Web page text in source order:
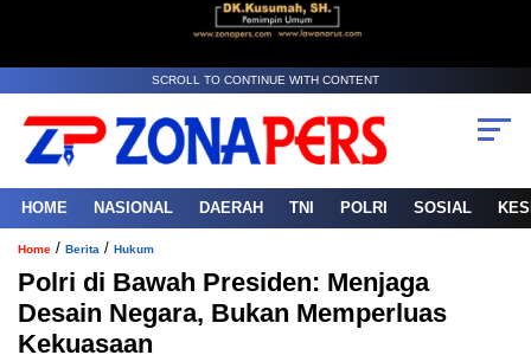
SCROLL TO CONTINUE WITH CONTENT
HOME NASIONAL DAERAH TNI POLRI SOSIAL
Home / Berita / Hukum
Polri di Bawah Presiden: Menjaga
Desain Negara, Bukan Memperluas
Kekuasaan